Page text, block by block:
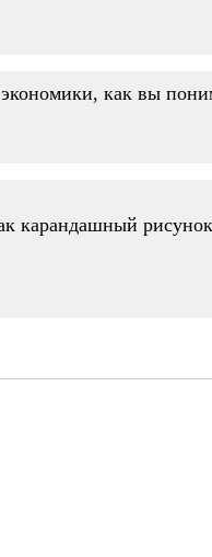
как вы
карандашный